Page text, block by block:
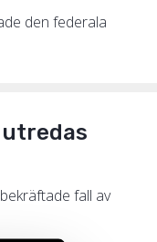
den federala
fall av